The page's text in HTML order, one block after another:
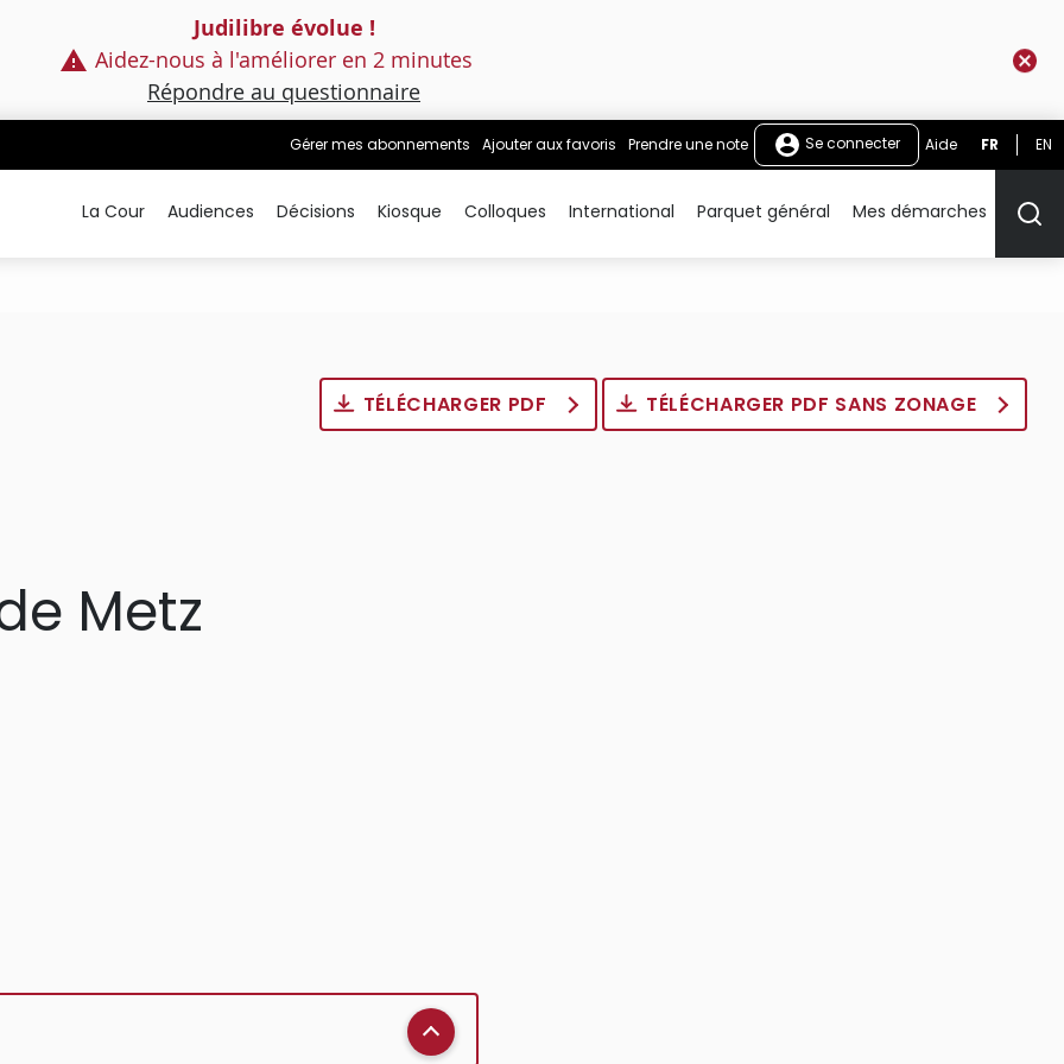
Judilibre évolue !
Aidez-nous à l'améliorer en 2 minutes
Répondre au questionnaire
Gérer mes abonnements Ajouter aux favoris Prendre une note Se connecter Aide FR EN
La Cour Audiences Décisions Kiosque Colloques International Parquet général Mes démarches
TÉLÉCHARGER PDF TÉLÉCHARGER PDF SANS ZONAGE
Metz